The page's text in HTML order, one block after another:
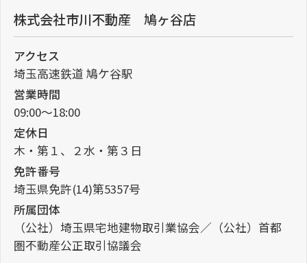
株式会社市川不動産 鳩ヶ谷店
アクセス
埼玉高速鉄道 鳩ケ谷駅
営業時間
09:00～18:00
定休日
木・第１、２水・第３日
免許番号
埼玉県免許(14)第5357号
所属団体
（公社）埼玉県宅地建物取引業協会／（公社）首都
圏不動産公正取引協議会